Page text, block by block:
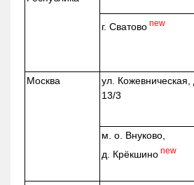
г. Сватово new
Москва ул. Кожевническая,
13/3
м. о. Внуково,
д. Крёкшино new